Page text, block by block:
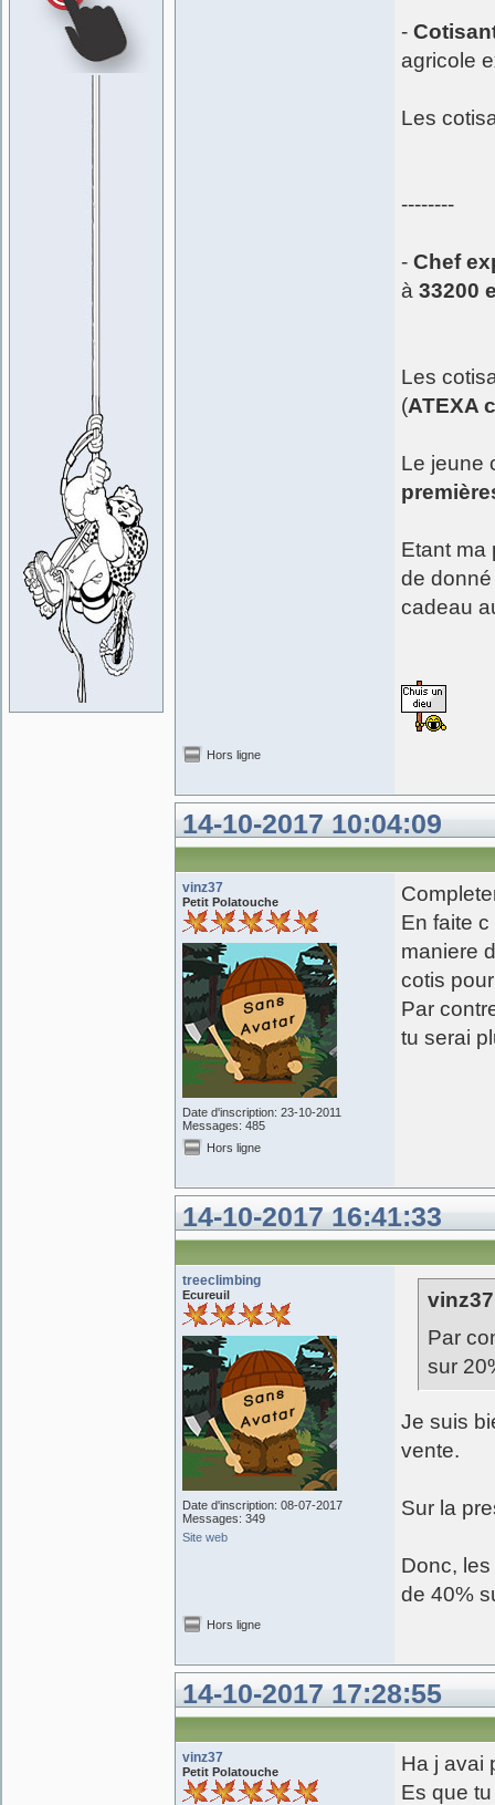
-
agricole
Les
--------
- Chef
à 33200
Les
(ATEXA
Le jeune
Etant ma
de
cadeau
Hors ligne
14-10-2017 10:04:09
vinz37
Petit Polatouche
Date d'inscription: 23-10-2011
Messages: 485
En faite
maniere
cotis
Par
tu serai
Hors ligne
14-10-2017 16:41:33
treeclimbing
Ecureuil
Date d'inscription: 08-07-2017
Messages: 349
Site web
Par
sur
Je suis
vente.
Sur la
Donc,
de 40%
Hors ligne
14-10-2017 17:28:55
vinz37
Petit Polatouche
Ha j avai
Es que